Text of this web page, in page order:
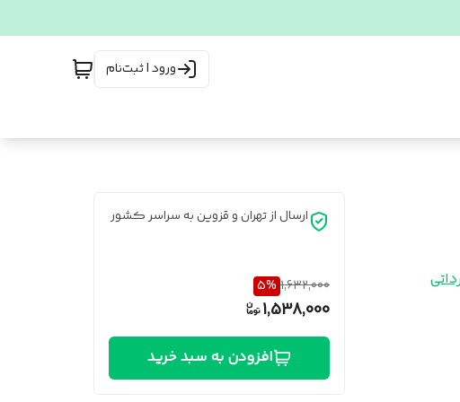
ورود | ثبت‌نام
ارسال از تهران و قزوین به سراسر کشور
1,632,000
5%
1,538,000
افزودن به سبد خرید